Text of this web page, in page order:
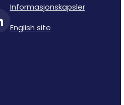
Informasjonskapsler
English site